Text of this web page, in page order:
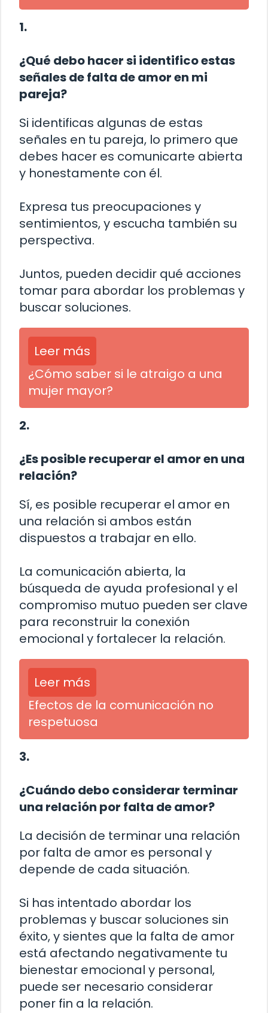
1.
¿Qué debo hacer si identifico estas
señales de falta de amor en mi
pareja?
Si identificas algunas de estas
señales en tu pareja, lo primero que
debes hacer es comunicarte abierta
y honestamente con él.
Expresa tus preocupaciones y
sentimientos, y escucha también su
perspectiva.
Juntos, pueden decidir qué acciones
tomar para abordar los problemas y
buscar soluciones.
Leer más
¿Cómo saber si le atraigo a una
mujer mayor?
2.
¿Es posible recuperar el amor en una
relación?
Sí, es posible recuperar el amor en
una relación si ambos están
dispuestos a trabajar en ello.
La comunicación abierta, la
búsqueda de ayuda profesional y el
compromiso mutuo pueden ser clave
para reconstruir la conexión
emocional y fortalecer la relación.
Leer más
Efectos de la comunicación no
respetuosa
3.
¿Cuándo debo considerar terminar
una relación por falta de amor?
La decisión de terminar una relación
por falta de amor es personal y
depende de cada situación.
Si has intentado abordar los
problemas y buscar soluciones sin
éxito, y sientes que la falta de amor
está afectando negativamente tu
bienestar emocional y personal,
puede ser necesario considerar
poner fin a la relación.